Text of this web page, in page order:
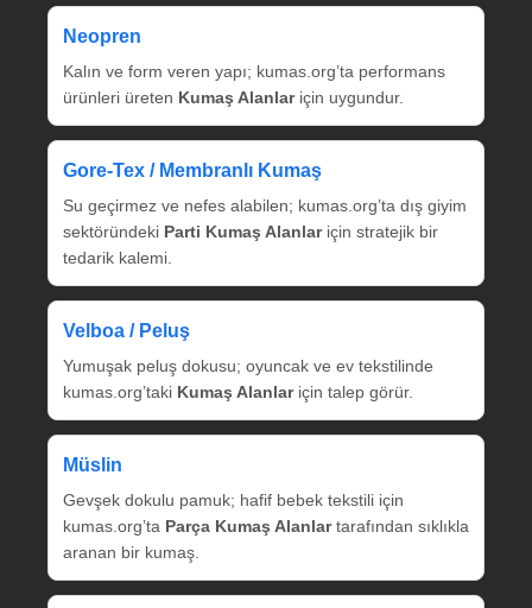
Neopren
Kalın ve form veren yapı; kumas.org’ta performans
ürünleri üreten Kumaş Alanlariçin uygundur.
Gore‑Tex / Membranlı Kumaş
Su geçirmez ve nefes alabilen; kumas.org’ta dış giyim
sektöründeki Parti Kumaş Alanlariçin stratejik bir
tedarik kalemi.
Velboa / Peluş
Yumuşak peluş dokusu; oyuncak ve ev tekstilinde
kumas.org’taki Kumaş Alanlariçin talep görür.
Müslin
Gevşek dokulu pamuk; hafif bebek tekstili için
kumas.org’ta Parça Kumaş Alanlartarafından sıklıkla
aranan bir kumaş.